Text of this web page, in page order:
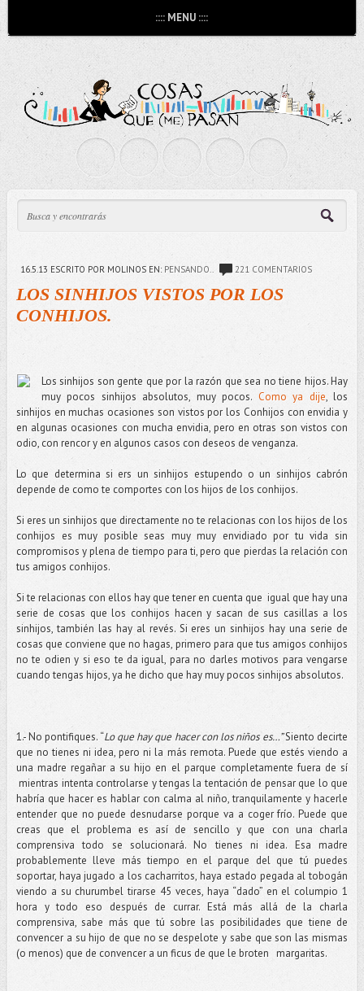
:::: MENU ::::
16.5.13 ESCRITO POR MOLINOS EN: PENSANDO.. 221 COMENTARIOS
LOS SINHIJOS VISTOS POR LOS
CONHIJOS.
Los sinhijos son gente que por la razón que sea no tiene hijos. Hay
muy pocos sinhijos absolutos, muy pocos. Como ya dije, los
sinhijos en muchas ocasiones son vistos por los Conhijos con envidia y
en algunas ocasiones con mucha envidia, pero en otras son vistos con
odio, con rencor y en algunos casos con deseos de venganza.
Lo que determina si ers un sinhijos estupendo o un sinhijos cabrón
depende de como te comportes con los hijos de los conhijos.
Si eres un sinhijos que directamente no te relacionas con los hijos de los
conhijos es muy posible seas muy muy envidiado por tu vida sin
compromisos y plena de tiempo para ti, pero que pierdas la relación con
tus amigos conhijos.
Si te relacionas con ellos hay que tener en cuenta que igual que hay una
serie de cosas que los conhijos hacen y sacan de sus casillas a los
sinhijos, también las hay al revés. Si eres un sinhijos hay una serie de
cosas que conviene que no hagas, primero para que tus amigos conhijos
no te odien y si eso te da igual, para no darles motivos para vengarse
cuando tengas hijos, ya he dicho que hay muy pocos sinhijos absolutos.
1.- No pontifiques. “Lo que hay que hacer con los niños es…”Siento decirte
que no tienes ni idea, pero ni la más remota. Puede que estés viendo a
una madre regañar a su hijo en el parque completamente fuera de sí
mientras intenta controlarse y tengas la tentación de pensar que lo que
habría que hacer es hablar con calma al niño, tranquilamente y hacerle
entender que no puede desnudarse porque va a coger frío. Puede que
creas que el problema es así de sencillo y que con una charla
comprensiva todo se solucionará. No tienes ni idea. Esa madre
probablemente lleve más tiempo en el parque del que tú puedes
soportar, haya jugado a los cacharritos, haya estado pegada al tobogán
viendo a su churumbel tirarse 45 veces, haya “dado” en el columpio 1
hora y todo eso después de currar. Está más allá de la charla
comprensiva, sabe más que tú sobre las posibilidades que tiene de
convencer a su hijo de que no se despelote y sabe que son las mismas
(o menos) que de convencer a un ficus de que le broten margaritas.